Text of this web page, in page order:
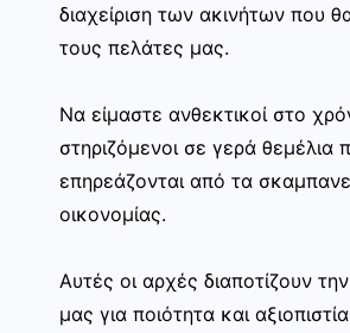
διαχείριση των ακινήτων που
τους πελάτες μας.
Να είμαστε ανθεκτικοί στο
στηριζόμενοι σε γερά θεμέλια
επηρεάζονται από τα
οικονομίας.
Αυτές οι αρχές διαποτίζουν
μας για ποιότητα και